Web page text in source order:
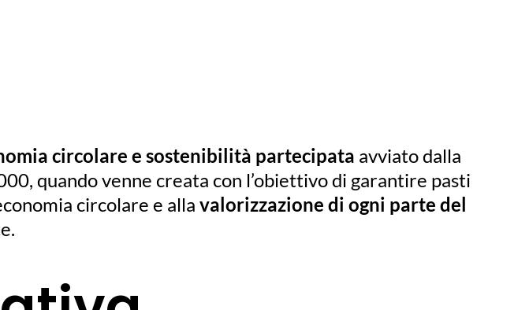
circolare e sostenibilità partecipata avviato dalla
quando venne creata con l’obiettivo di garantire pasti
circolare e alla valorizzazione di ogni parte del